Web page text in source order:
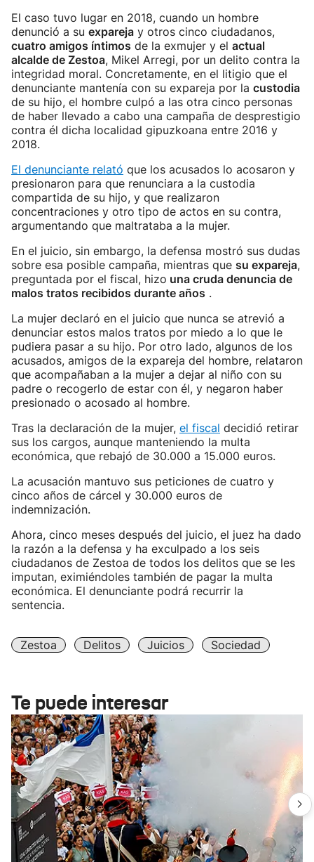
El caso tuvo lugar en 2018, cuando un hombre
denunció a su expareja y otros cinco ciudadanos,
cuatro amigos íntimos de la exmujer y el actual
alcalde de Zestoa, Mikel Arregi, por un delito contra la
integridad moral. Concretamente, en el litigio que el
denunciante mantenía con su expareja por la custodia
de su hijo, el hombre culpó a las otra cinco personas
de haber llevado a cabo una campaña de desprestigio
contra él dicha localidad gipuzkoana entre 2016 y
2018.
El denunciante relató que los acusados lo acosaron y
presionaron para que renunciara a la custodia
compartida de su hijo, y que realizaron
concentraciones y otro tipo de actos en su contra,
argumentando que maltrataba a la mujer.
En el juicio, sin embargo, la defensa mostró sus dudas
sobre esa posible campaña, mientras que su expareja,
preguntada por el fiscal, hizo una cruda denuncia de
malos tratos recibidos durante años .
La mujer declaró en el juicio que nunca se atrevió a
denunciar estos malos tratos por miedo a lo que le
pudiera pasar a su hijo. Por otro lado, algunos de los
acusados, amigos de la expareja del hombre, relataron
que acompañaban a la mujer a dejar al niño con su
padre o recogerlo de estar con él, y negaron haber
presionado o acosado al hombre.
Tras la declaración de la mujer, el fiscal decidió retirar
sus los cargos, aunque manteniendo la multa
económica, que rebajó de 30.000 a 15.000 euros.
La acusación mantuvo sus peticiones de cuatro y
cinco años de cárcel y 30.000 euros de
indemnización.
Ahora, cinco meses después del juicio, el juez ha dado
la razón a la defensa y ha exculpado a los seis
ciudadanos de Zestoa de todos los delitos que se les
imputan, eximiéndoles también de pagar la multa
económica. El denunciante podrá recurrir la
sentencia.
Zestoa Delitos Juicios Sociedad
Te puede interesar